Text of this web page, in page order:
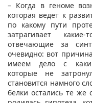
– Когда в геноме
которая ведет к
по какому пути
затрагивает
отвечающие за
очевидно: вот
имеем дело с
которые не
становится намного
белки остались те же